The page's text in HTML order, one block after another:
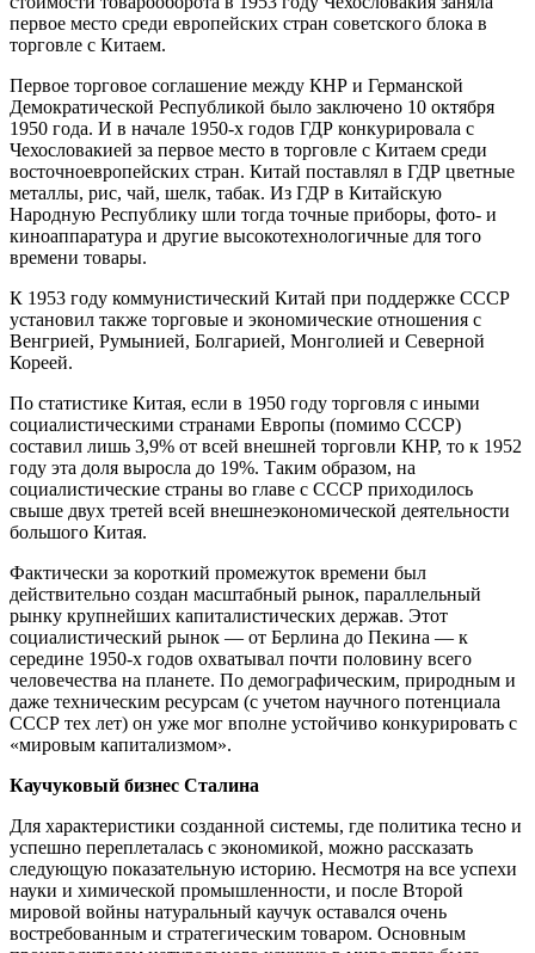
первое место среди европейских стран советского блока в
торговле с Китаем.
Первое торговое соглашение между КНР и Германской
Демократической Республикой было заключено 10 октября
1950 года. И в начале 1950-х годов ГДР конкурировала с
Чехословакией за первое место в торговле с Китаем среди
восточноевропейских стран. Китай поставлял в ГДР цветные
металлы, рис, чай, шелк, табак. Из ГДР в Китайскую
Народную Республику шли тогда точные приборы, фото- и
киноаппаратура и другие высокотехнологичные для того
времени товары.
К 1953 году коммунистический Китай при поддержке СССР
установил также торговые и экономические отношения с
Венгрией, Румынией, Болгарией, Монголией и Северной
Кореей.
По статистике Китая, если в 1950 году торговля с иными
социалистическими странами Европы (помимо СССР)
составил лишь 3,9% от всей внешней торговли КНР, то к 1952
году эта доля выросла до 19%. Таким образом, на
социалистические страны во главе с СССР приходилось
свыше двух третей всей внешнеэкономической деятельности
большого Китая.
Фактически за короткий промежуток времени был
действительно создан масштабный рынок, параллельный
рынку крупнейших капиталистических держав. Этот
социалистический рынок — от Берлина до Пекина — к
середине 1950-х годов охватывал почти половину всего
человечества на планете. По демографическим, природным и
даже техническим ресурсам (с учетом научного потенциала
СССР тех лет) он уже мог вполне устойчиво конкурировать с
«мировым капитализмом».
Каучуковый бизнес Сталина
Для характеристики созданной системы, где политика тесно и
успешно переплеталась с экономикой, можно рассказать
следующую показательную историю. Несмотря на все успехи
науки и химической промышленности, и после Второй
мировой войны натуральный каучук оставался очень
востребованным и стратегическим товаром. Основным